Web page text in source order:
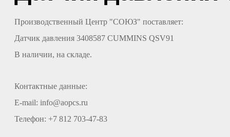
Производственный Центр "СОЮЗ" поставляет:
Датчик давления 3408587 CUMMINS QSV91
В наличии, на складе.
Контактные данные:
E-mail: info@aopcs.ru
Телефон: +7 812 703-47-83